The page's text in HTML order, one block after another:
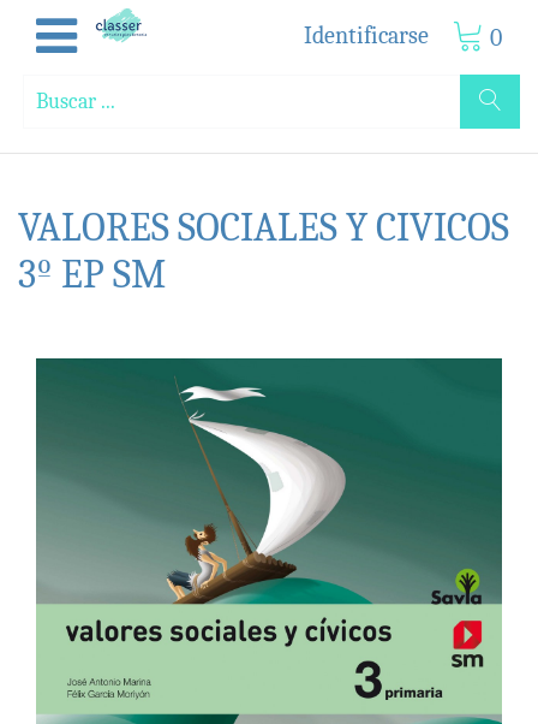
Identificarse 0
VALORES SOCIALES Y CIVICOS
3º EP SM